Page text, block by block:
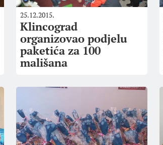
25.12.2015.
Klincograd
organizovao podjelu
paketića za 100
mališana